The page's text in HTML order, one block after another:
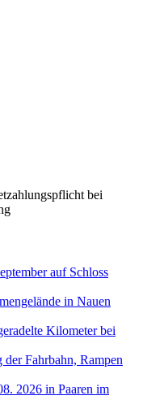
bei
auf Schloss
in Nauen
Kilometer bei
Fahrbahn, Rampen
2026 in Paaren im